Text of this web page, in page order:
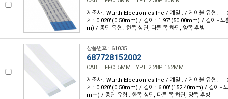
제조사 : Wurth Electronics Inc / 계열 : / 케이블 유형 :
치 : 0.020"(0.50mm) / 길이 : 1.97"(50.00mm) / 길이 - 노
m) / 종단 유형 : 한쪽 상단, 다른 쪽 하단, 양쪽 후방
상품번호 : 61035
687728152002
CABLE FFC .5MM TYPE 2 28P 152MM
제조사 : Wurth Electronics Inc / 계열 : / 케이블 유형 :
치 : 0.020"(0.50mm) / 길이 : 6.00"(152.40mm) / 길이 -
mm) / 종단 유형 : 한쪽 상단, 다른 쪽 하단, 양쪽 후방